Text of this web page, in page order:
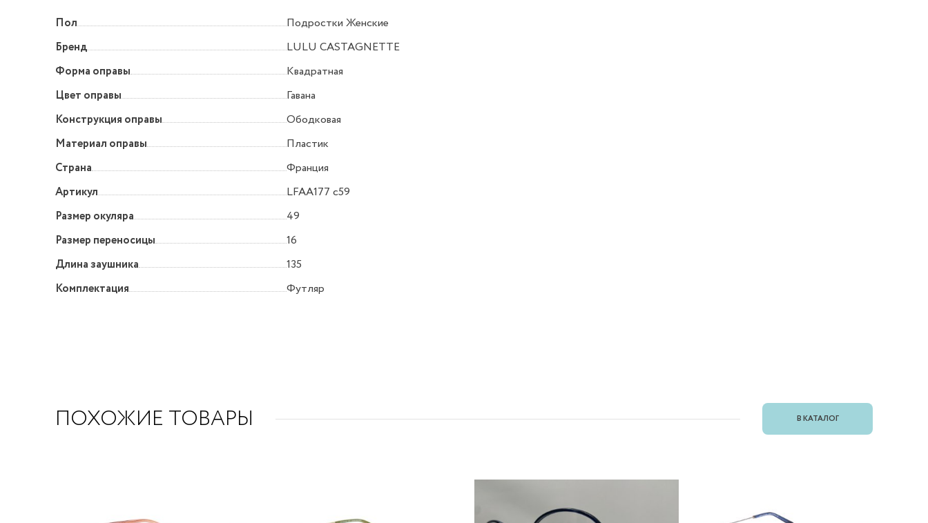
Пол
Подростки Женские
Бренд
LULU CASTAGNETTE
Форма оправы
Квадратная
Цвет оправы
Гавана
Конструкция оправы
Ободковая
Материал оправы
Пластик
Страна
Франция
Артикул
LFAA177 c59
Размер окуляра
49
Размер переносицы
16
Длина заушника
135
Комплектация
Футляр
ПОХОЖИЕ ТОВАРЫ В КАТАЛОГ